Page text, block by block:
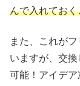
んで入れてお
また、これが
いますが、交
可能！アイデア